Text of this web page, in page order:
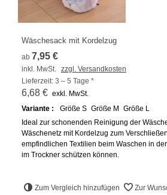
Wäschesack mit Kordelzug
ab 7,95 €
inkl. MwSt. zzgl. Versandkosten
Lieferzeit: 3 – 5 Tage *
6,68 € exkl. MwSt.
Variante :
Größe S Größe M
Größe L
Ideal zur schonenden Reinigung der
Wäschenetz mit Kordelzug zum
empfindlichen Textilien beim Waschen in
im Trockner schützen können.
Zum Vergleich hinzufügen Zur